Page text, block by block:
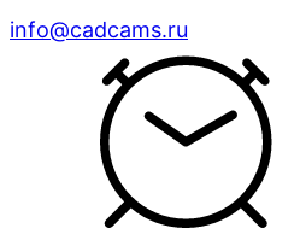
info@cadcams.ru